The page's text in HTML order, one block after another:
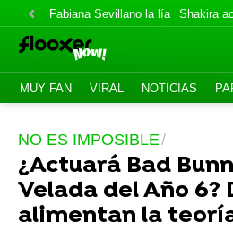
Fabiana Sevillano la lía Shakira
MUY FAN VIRAL NOTICIAS
NO ES IMPOSIBLE
¿Actuará Bad
Velada del Año 6?
alimentan la